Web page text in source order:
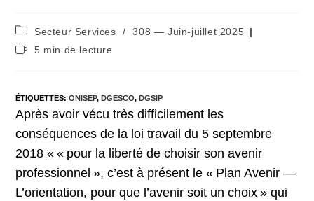
Post
category:
Secteur Services /
308 — Juin-juillet 2025
Temps5 min de lecture
ÉTIQUETTES:ONISEP, DGESCO, DGSIP
Après avoir vécu très difficilement les
conséquences de la loi travail du 5 septembre
2018 « « pour la liberté de choisir son avenir
professionnel », c’est à présent le « Plan Avenir —
L’orientation, pour que l’avenir soit un choix » qui